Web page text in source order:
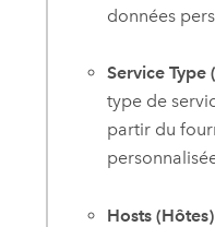
données
Service Type
type de
partir du
Hosts (Hôtes)